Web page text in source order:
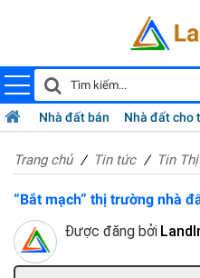
Nhà đất bán Nhà đất cho
Trang chủ Tin tức Tin
“Bắt mạch” thị trường nhà
Được đăng bởi